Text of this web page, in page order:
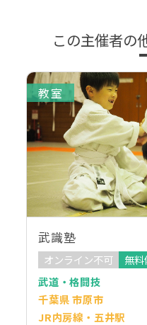
この主催者の
教室
武識塾
オンライン不可
無料
武道・格闘技
千葉県 市原市
JR内房線・五井駅